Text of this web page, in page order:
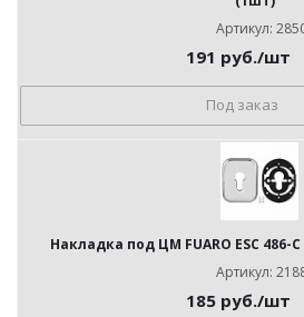
Артикул:
191 руб./шт
Под заказ
Накладка под ЦМ FUARO ESC 486-
Артикул:
185 руб./шт